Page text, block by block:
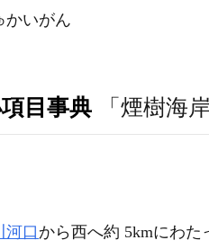
かいがん
目事典 「煙樹海
河口から西へ約 5kmにわた